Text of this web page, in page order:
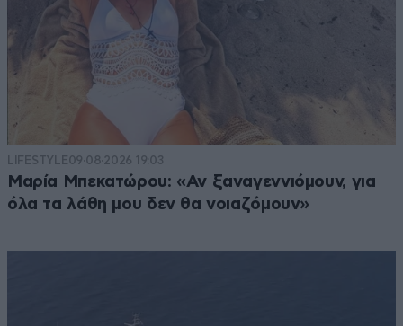
LIFESTYLE09·08·2026 19:03
Μαρία Μπεκατώρου: «Αν ξαναγεννιόμουν, για
όλα τα λάθη μου δεν θα νοιαζόμουν»